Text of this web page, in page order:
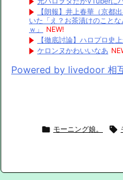
【朗報】井上春華（京都
いた「え？お茶漬けのこと
ｗ」
NEW!
【徹底討論】ハロプロ史
ケロンヌかわいいなあ
Powered by livedoor 相
 モーニング娘。 